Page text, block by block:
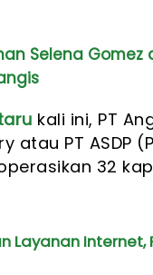
Selena Gomez
kali ini, PT
atau PT ASDP
32
Internet,